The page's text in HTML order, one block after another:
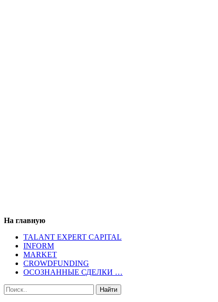
На главную
TALANT EXPERT CAPITAL
INFORM
MARKET
CROWDFUNDING
ОСОЗНАННЫЕ СДЕЛКИ …